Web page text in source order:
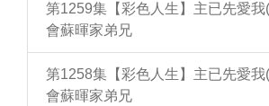
第1259集【彩色人生】主已先愛我
會蘇暉家弟兄
第1258集【彩色人生】主已先愛我
會蘇暉家弟兄